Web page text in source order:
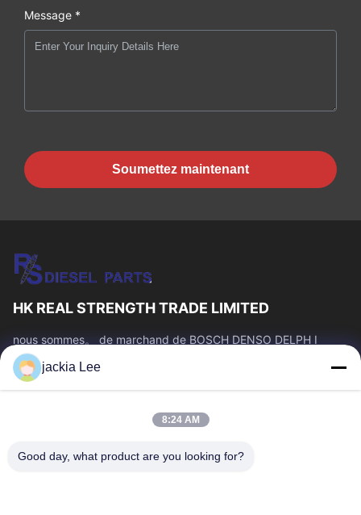
Message *
Soumettez maintenant
HK REAL STRENGTH TRADE LIMITED
nous sommes。 de marchand de BOSCH DENSO DELPH I
CATERPILLAR VOLVO CUMMINS TOYOTA ISUZU Company
nombre de whatsapp : 0086 159 2067 9523.
Liens Rapides
Produits
À Propos De Nous
Visite De L'usine
jackia Lee
8:24 AM
Good day, what product are you looking for?